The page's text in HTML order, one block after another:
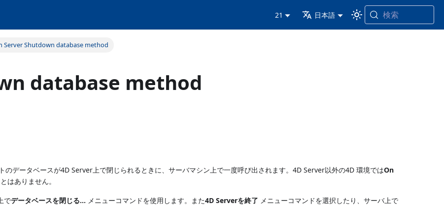
21 日本語 検索
Server Shutdown database method
database method
のデータベースが4D Server上で閉じられるときに、サーバマシン上で一度呼び出されます。4D Server以外の4D 環境ではOn
はありません。
でデータベースを閉じる... メニューコマンドを使用します。また4D Serverを終了 メニューコマンドを選択したり、サーバ上で